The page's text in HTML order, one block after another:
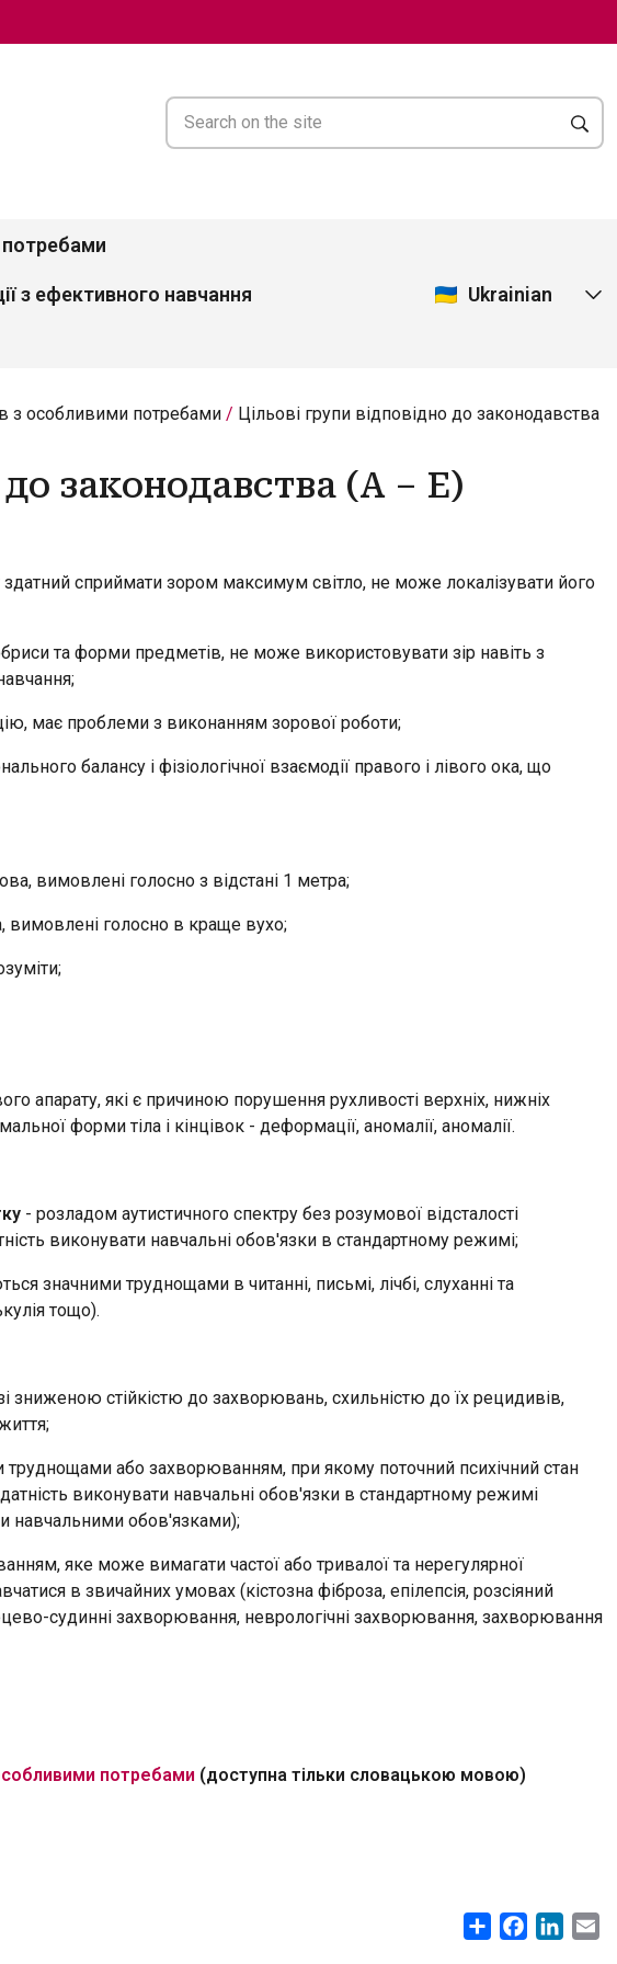
з ефективного навчання Ukrainian
з особливими потребами
Цільові групи відповідно до законодавства
законодавства (A – E)
сприймати зором максимум світло, не може локалізувати його
та форми предметів, не може використовувати зір навіть з
має проблеми з виконанням зорової роботи;
балансу і фізіологічної взаємодії правого і лівого ока, що
вимовлені голосно з відстані 1 метра;
вимовлені голосно в краще вухо;
апарату, які є причиною порушення рухливості верхніх, нижніх
форми тіла і кінцівок - деформації, аномалії, аномалії.
- розладом аутистичного спектру без розумової відсталості
виконувати навчальні обов'язки в стандартному режимі;
значними труднощами в читанні, письмі, лічбі, слуханні та
тощо).
зниженою стійкістю до захворювань, схильністю до їх рецидивів,
труднощами або захворюванням, при якому поточний психічний стан
виконувати навчальні обов'язки в стандартному режимі
навчальними обов'язками);
яке може вимагати частої або тривалої та нерегулярної
в звичайних умовах (кістозна фіброза, епілепсія, розсіяний
судинні захворювання, неврологічні захворювання, захворювання
потребами (доступна тільки словацькою мовою)
Share Facebook